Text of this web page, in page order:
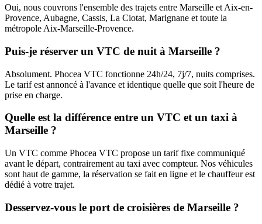
Oui, nous couvrons l'ensemble des trajets entre Marseille et Aix-en-
Provence, Aubagne, Cassis, La Ciotat, Marignane et toute la
métropole Aix-Marseille-Provence.
Puis-je réserver un VTC de nuit à Marseille ?
Absolument. Phocea VTC fonctionne 24h/24, 7j/7, nuits comprises.
Le tarif est annoncé à l'avance et identique quelle que soit l'heure de
prise en charge.
Quelle est la différence entre un VTC et un taxi à
Marseille ?
Un VTC comme Phocea VTC propose un tarif fixe communiqué
avant le départ, contrairement au taxi avec compteur. Nos véhicules
sont haut de gamme, la réservation se fait en ligne et le chauffeur est
dédié à votre trajet.
Desservez-vous le port de croisières de Marseille ?